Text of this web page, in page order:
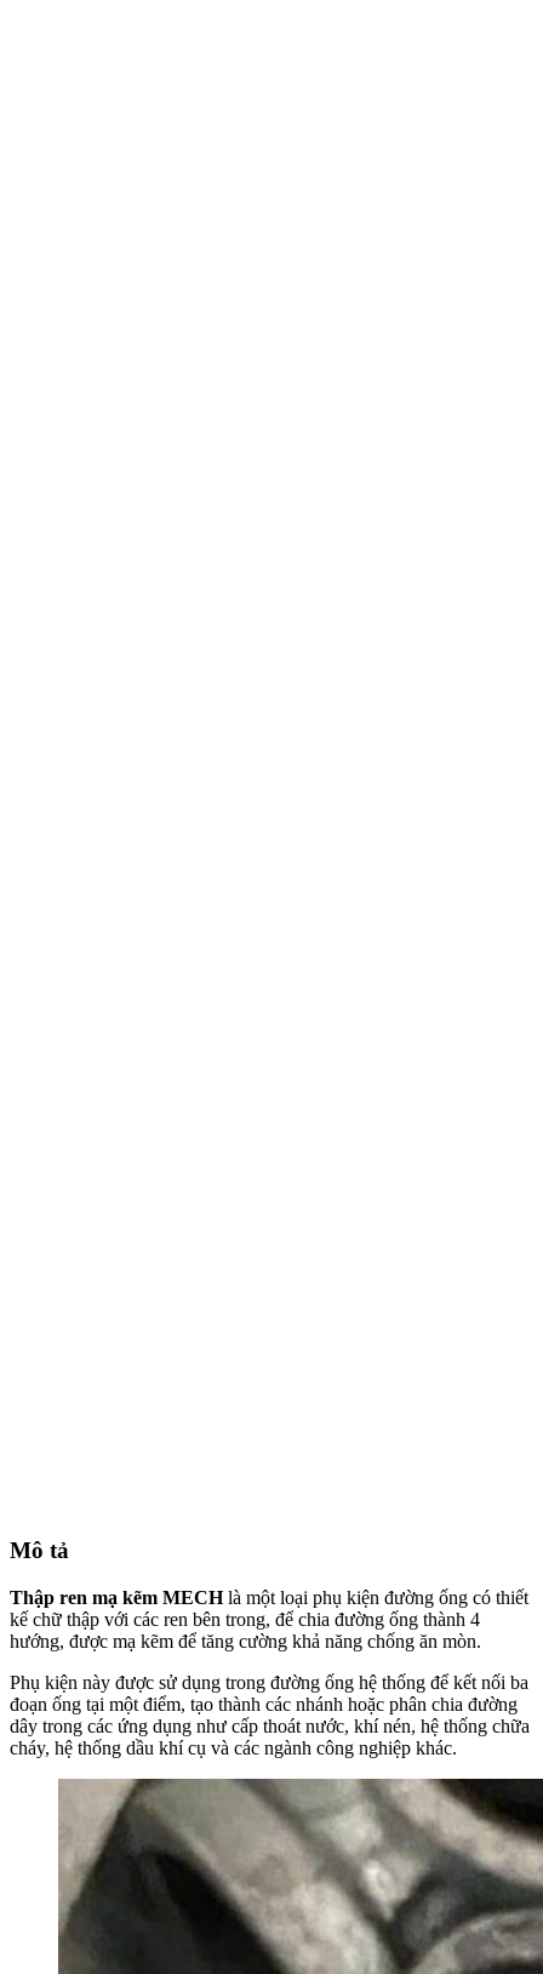
Mô tả
Thập ren mạ kẽm MECHlà một loại phụ kiện đường ống có thiết
kế chữ thập với các ren bên trong, để chia đường ống thành 4
hướng, được mạ kẽm để tăng cường khả năng chống ăn mòn.
Phụ kiện này được sử dụng trong đường ống hệ thống để kết nối ba
đoạn ống tại một điểm, tạo thành các nhánh hoặc phân chia đường
dây trong các ứng dụng như cấp thoát nước, khí nén, hệ thống chữa
cháy, hệ thống dầu khí cụ và các ngành công nghiệp khác.